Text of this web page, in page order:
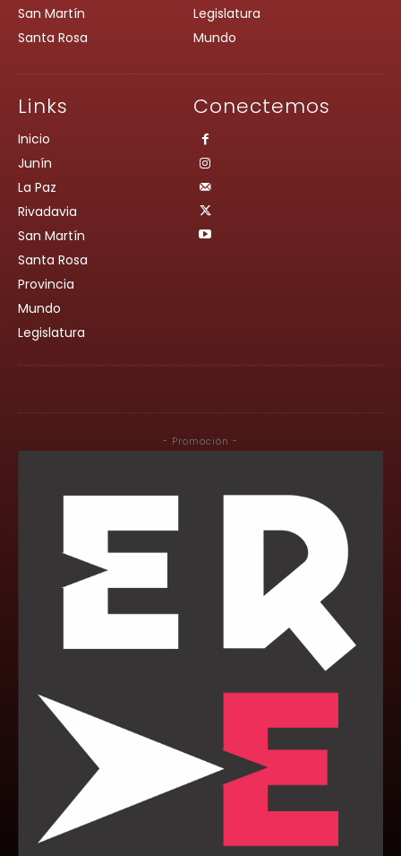
San Martín
Santa Rosa
Legislatura
Mundo
Links
Inicio
Junín
La Paz
Rivadavia
San Martín
Santa Rosa
Provincia
Mundo
Legislatura
Conectemos
- Promoción -